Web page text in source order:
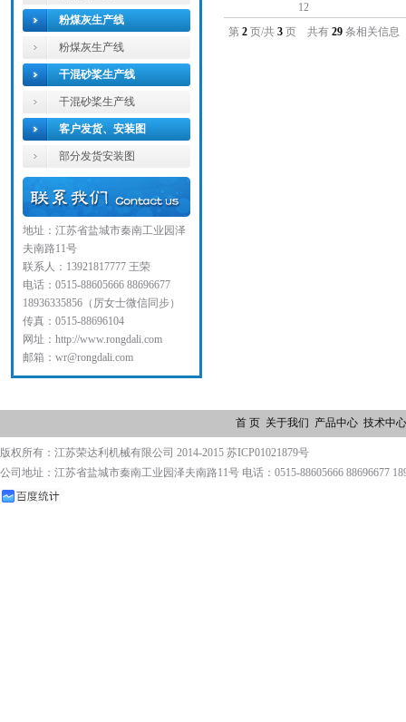
粉煤灰生产线
粉煤灰生产线
干混砂桨生产线
干混砂桨生产线
客户发货、安装图
部分发货安装图
地址：江苏省盐城市秦南工业园泽
夫南路11号
联系人：13921817777 王荣
电话：0515-88605666 88696677
18936335856（厉女士微信同步）
传真：0515-88696104
网址：http://www.rongdali.com
邮箱：wr@rongdali.com
12
第 2 页/共 3 页 共有 29 条相关信
首 页 关于我们 产品中心 技术中
版权所有：江苏荣达利机械有限公司 2014-2015 苏ICP01021879号
公司地址：江苏省盐城市秦南工业园泽夫南路11号 电话：0515-88605666 88696677